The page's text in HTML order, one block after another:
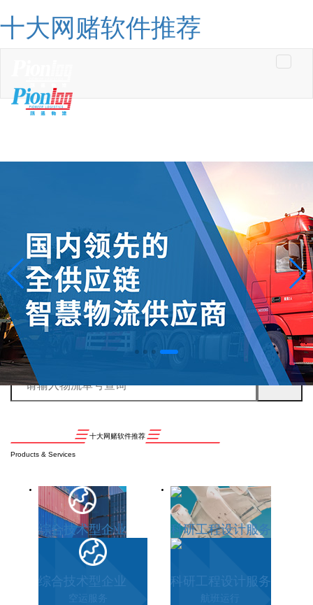
十大网赌软件推荐
十大网赌软件推荐
Products & Services
综合技术型企业
综合技术型企业
空运服务
科研工程设计服务
科研工程设计服务
航班运行